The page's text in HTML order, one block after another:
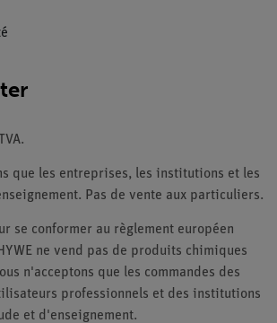
que les entreprises, les institutions et les
Pas de vente aux particuliers.
se conformer au règlement européen
ne vend pas de produits chimiques
n'acceptons que les commandes des
professionnels et des institutions
et d'enseignement.